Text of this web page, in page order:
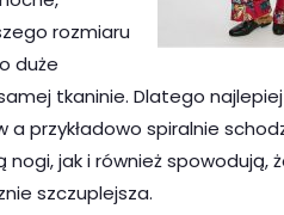
rozmiaru
duże
tkaninie. Dlatego najlepiej
przykładowo spiralnie
jak i również spowodują,
szczuplejsza.